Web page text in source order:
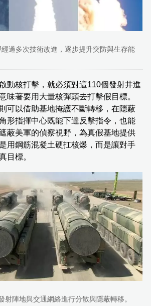
過多次技術改進，逐步提升突防與生存能
動核打擊，就必須對這110個發射井進
味著要用大量核彈頭去打擊假目標。
可以借助基地掩護不斷轉移，在隱蔽
形指揮中心既能下達反擊指令，也能
蔽美軍的偵察視野，為真假基地提供
用鋼筋混凝土硬扛核爆，而是讓對手
目標。
射陣地與交通網絡進行分散與隱蔽轉移。